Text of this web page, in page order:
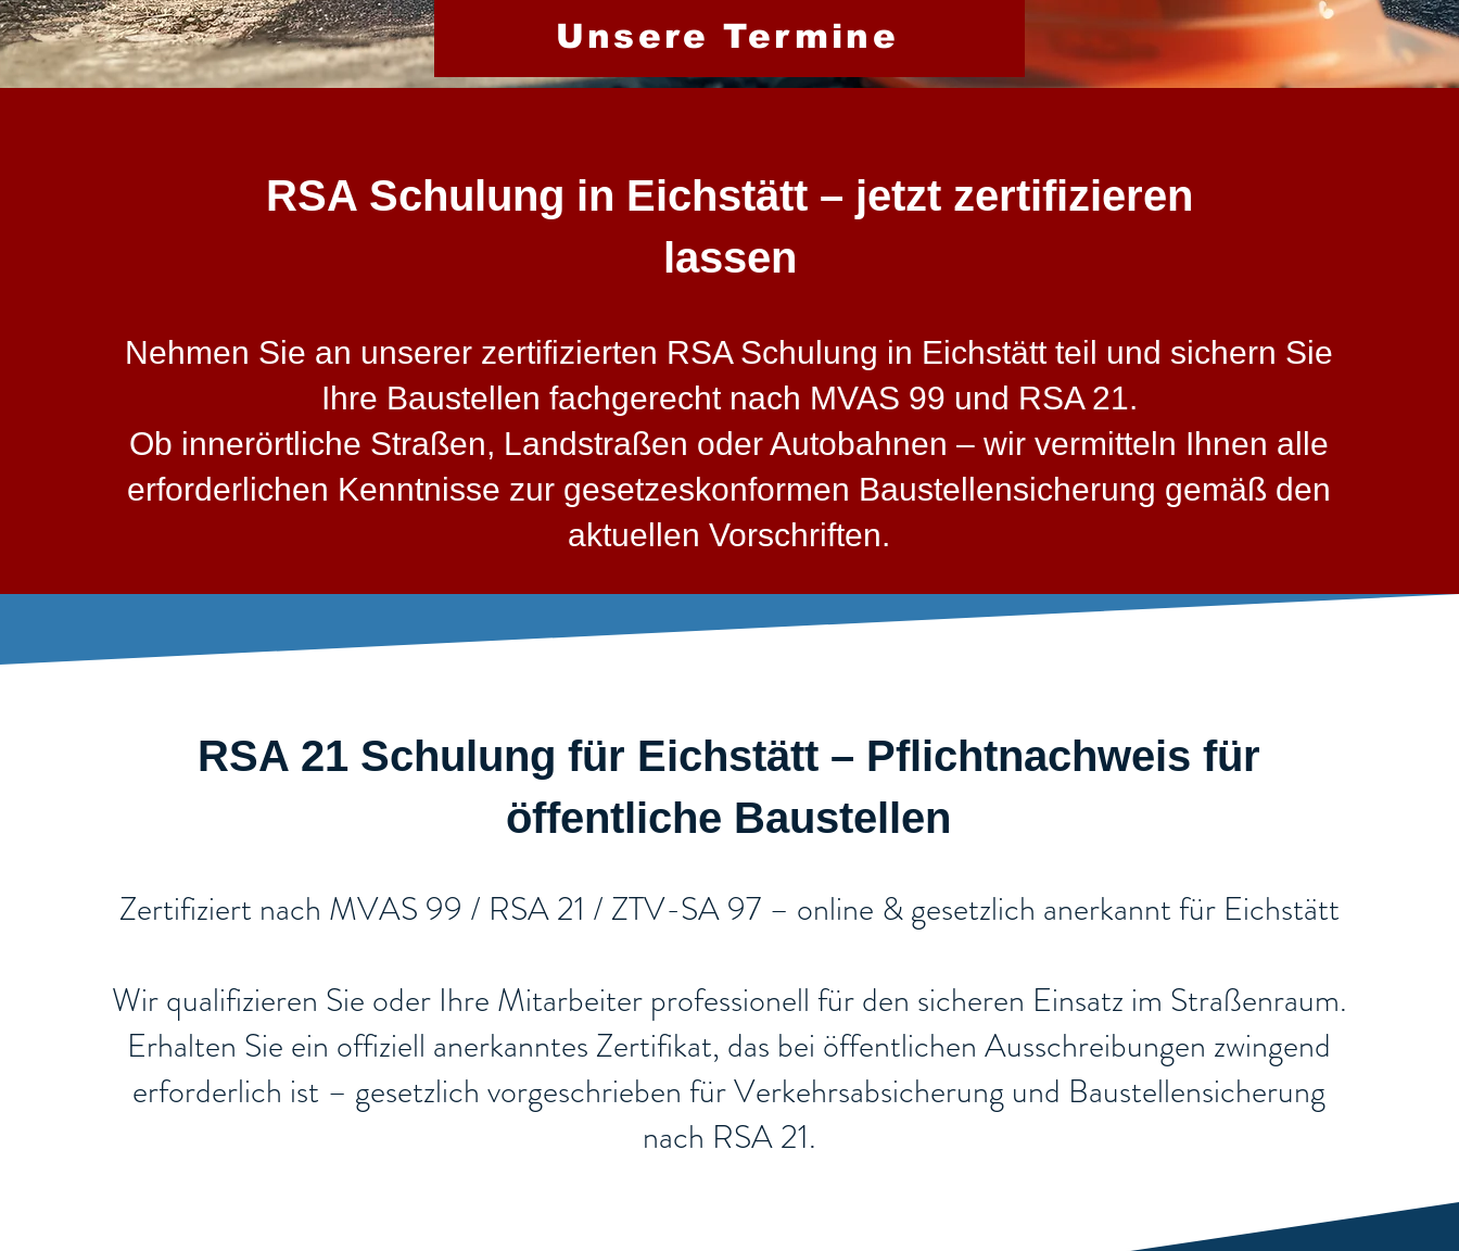
Unsere Termine
RSA Schulung in Eichstätt – jetzt zertifizieren
lassen
Nehmen Sie an unserer zertifizierten RSA Schulung in Eichstätt teil und sichern Sie
Ihre Baustellen fachgerecht nach MVAS 99 und RSA 21.
Ob innerörtliche Straßen, Landstraßen oder Autobahnen – wir vermitteln Ihnen alle
erforderlichen Kenntnisse zur gesetzeskonformen Baustellensicherung gemäß den
aktuellen Vorschriften.
RSA 21 Schulung für Eichstätt – Pflichtnachweis für
öffentliche Baustellen​
​Zertifiziert nach MVAS 99 / RSA 21 / ZTV-SA 97 – online & gesetzlich anerkannt für Eichstätt
Wir qualifizieren Sie oder Ihre Mitarbeiter professionell für den sicheren Einsatz im Straßenraum.
Erhalten Sie ein offiziell anerkanntes Zertifikat, das bei öffentlichen Ausschreibungen zwingend
erforderlich ist – gesetzlich vorgeschrieben für Verkehrsabsicherung und Baustellensicherung
nach RSA 21.